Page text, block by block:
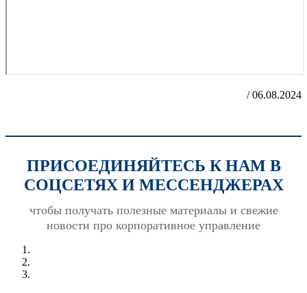
/ 06.08.2024
ПРИСОЕДИНЯЙТЕСЬ К НАМ В
СОЦСЕТЯХ И МЕССЕНДЖЕРАХ
чтобы получать полезные материалы и свежие
новости про корпоративное управление